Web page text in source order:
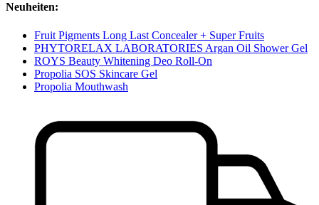
Neuheiten:
Fruit Pigments Long Last Concealer + Super Fruits
PHYTORELAX LABORATORIES Argan Oil Shower Gel
ROYS Beauty Whitening Deo Roll-On
Propolia SOS Skincare Gel
Propolia Mouthwash